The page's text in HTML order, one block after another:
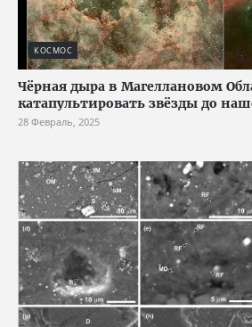
КОСМОС
Чёрная дыра в Магеллановом
катапультировать звёзды до
28 Февраль, 2025